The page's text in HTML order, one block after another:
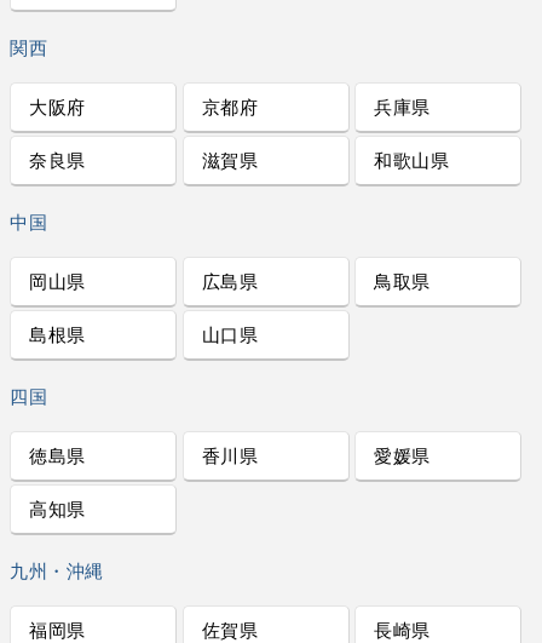
関西
大阪府 京都府 兵庫県
奈良県 滋賀県 和歌山県
中国
岡山県 広島県 鳥取県
島根県 山口県
四国
徳島県 香川県 愛媛県
高知県
九州・沖縄
福岡県 佐賀県 長崎県